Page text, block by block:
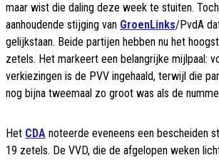
maar wist die daling deze week te stuiten.
aanhoudende stijging van GroenLinks/PvdA
gelijkstaan. Beide partijen hebben nu het
zetels. Het markeert een belangrijke mijlpaal:
verkiezingen is de PVV ingehaald, terwijl die
nog bijna tweemaal zo groot was als de
Het CDA noteerde eveneens een bescheiden
19 zetels. De VVD, die de afgelopen weken